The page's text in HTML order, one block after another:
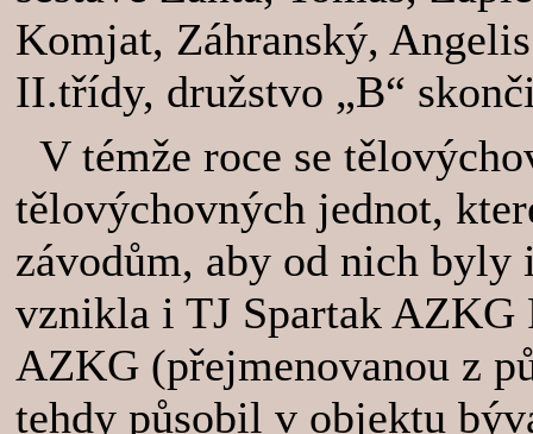
Komjat, Záhranský,
II.třídy, družstvo „B“
V témže roce se
tělovýchovných jednot,
závodům, aby od nich byly
vznikla i TJ Spartak AZKG
AZKG (přejmenovanou z
tehdy působil v objektu